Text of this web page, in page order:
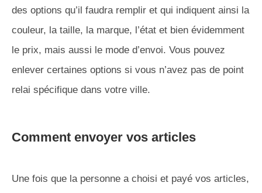
des options qu’il faudra remplir et qui indiquent ainsi la
couleur, la taille, la marque, l’état et bien évidemment
le prix, mais aussi le mode d’envoi. Vous pouvez
enlever certaines options si vous n’avez pas de point
relai spécifique dans votre ville.
Comment envoyer vos articles
Une fois que la personne a choisi et payé vos articles,